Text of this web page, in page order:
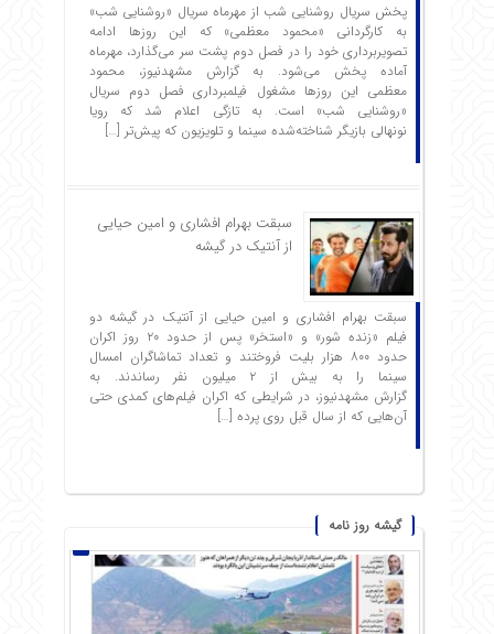
پخش سریال روشنایی شب از مهرماه سریال «روشنایی شب»
به کارگردانی «محمود معظمی» که این روزها ادامه
تصویربرداری خود را در فصل دوم پشت سر می‌گذارد، مهرماه
آماده پخش می‌شود. به گزارش مشهدنیوز، محمود
معظمی این روزها مشغول فیلمبرداری فصل دوم سریال
«روشنایی شب» است. به تازگی اعلام شد که رویا
نونهالی بازیگر شناخته‌شده سینما و تلویزیون که پیش‌تر […]
سبقت بهرام افشاری و امین حیایی
از آنتیک در گیشه
سبقت بهرام افشاری و امین حیایی از آنتیک در گیشه دو
فیلم «زنده شور» و «استخر» پس از حدود ۲۰ روز اکران
حدود ۸۰۰ هزار بلیت فروختند و تعداد تماشاگران امسال
سینما را به بیش از ۲ میلیون نفر رساندند. به
گزارش مشهدنیوز، در شرایطی که اکران فیلم‌های کمدی حتی
آن‌هایی که از سال قبل روی پرده […]
گیشه روز نامه